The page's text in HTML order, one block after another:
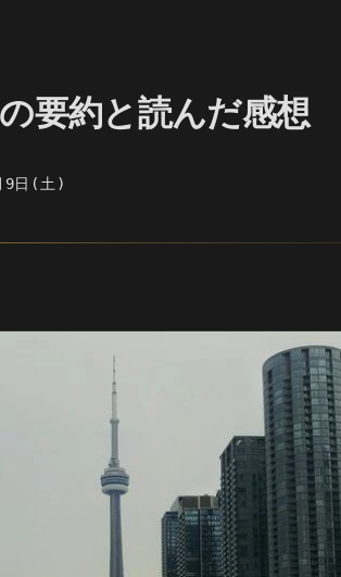
要約と読んだ感想
9日(土)